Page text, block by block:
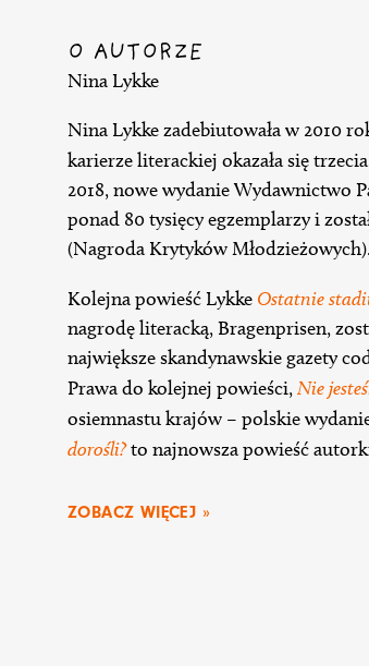
O AUTORZE
Nina Lykke
Nina Lykke zadebiutowała w 2010
karierze literackiej okazała się
2018, nowe wydanie Wydawnictwo
ponad 80 tysięcy egzemplarzy i
(Nagroda Krytyków Młodzieżowych).
Kolejna powieść Lykke Ostatnie
nagrodę literacką, Bragenprisen,
największe skandynawskie gazety
Prawa do kolejnej powieści,Nie
osiemnastu krajów – polskie
dorośli?to najnowsza powieść
ZOBACZ WIĘCEJ »